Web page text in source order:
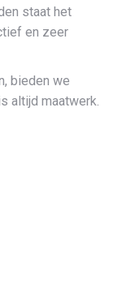
staat het
en zeer
bieden we
altijd maatwerk.